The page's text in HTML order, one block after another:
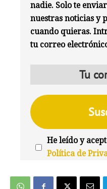
nadie. Solo te
nuestras noticias y
cuando quieras.
tu correo
He leído y
Política de